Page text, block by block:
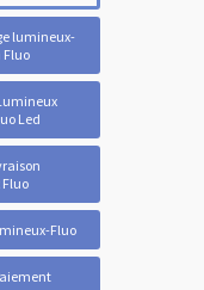
lumineux-
Fluo
Led
Fluo